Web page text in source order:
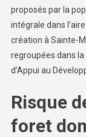
proposés par la
intégrale dans
création à Sainte-
regroupées dans
d’Appui au
Risque
foret